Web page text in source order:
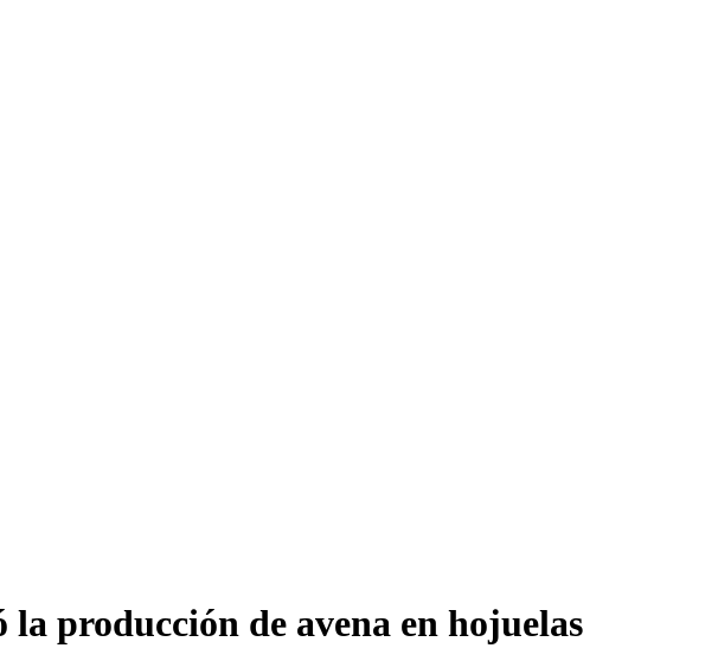
producción de avena en hojuelas